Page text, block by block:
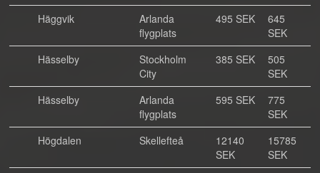
Häggvik
Arlanda
flygplats
495 SEK
645
SEK
Hässelby
Stockholm
City
385 SEK
505
SEK
Hässelby
Arlanda
flygplats
595 SEK
775
SEK
Högdalen
Skellefteå
12140
SEK
15785
SEK